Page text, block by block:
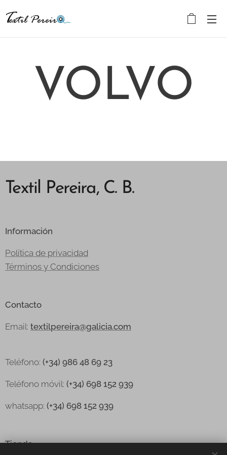
VOLVO
Textil Pereira, C. B.
Información
Política de privacidad
Términos y Condiciones
Contacto
Email: textilpereira@galicia.com
Teléfono: (+34) 986 48 69 23
Teléfono móvil: (+34) 698 152 939
whatsapp: (+34) 698 152 939
Tienda